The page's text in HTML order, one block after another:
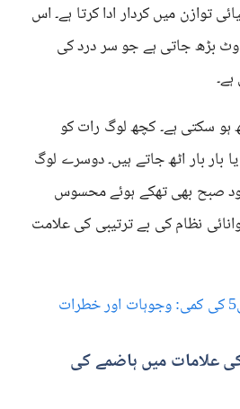
کیمیائی توازن میں کردار ادا کرتا ہے۔ اس
بڑھ جاتی ہے جو سر درد کی
ہو سکتی ہے۔ کچھ لوگ رات کو
بار بار اٹھ جاتے ہیں۔ دوسرے لوگ
صبح بھی تھکے ہوئے محسوس
نظام کی بے ترتیبی کی علامت
کمی کی علامات میں ہاضمے کی